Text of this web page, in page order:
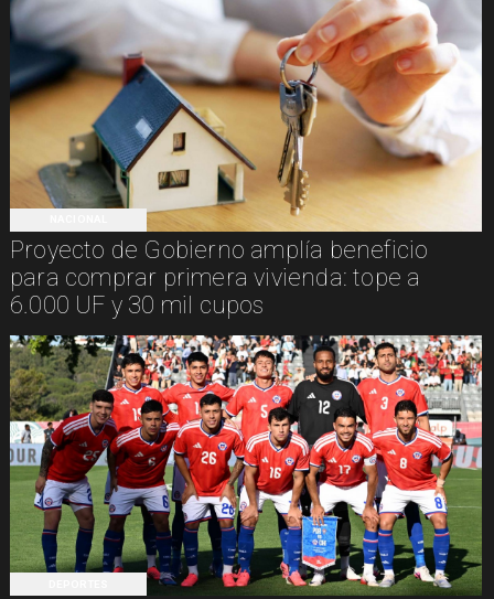
Proyecto de Gobierno amplía beneficio
para comprar primera vivienda: tope a
6.000 UF y 30 mil cupos